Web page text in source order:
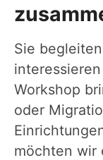
Sie
Workshop
oder
möchten wir